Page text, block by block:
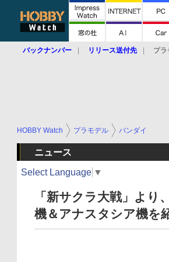
バックナンバー リリース送付先 プラ
HOBBY Watch プラモデル バンダイ
ニュース
Select Language ▼
「新サクラ大戦」より
機＆アナスタシア機を